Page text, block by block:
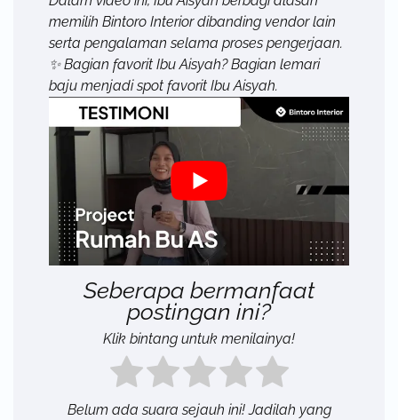
memilih Bintoro Interior dibanding vendor lain
serta pengalaman selama proses pengerjaan.
✨ Bagian favorit Ibu Aisyah? Bagian lemari
baju menjadi spot favorit Ibu Aisyah.
Seberapa bermanfaat
postingan ini?
Klik bintang untuk menilainya!
Belum ada suara sejauh ini! Jadilah yang